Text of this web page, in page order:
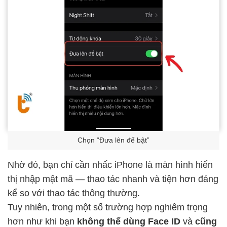
Chọn “Đưa lên để bật”
Nhờ đó, bạn chỉ cần nhấc iPhone là màn hình hiển
thị nhập mật mã — thao tác nhanh và tiện hơn đáng
kể so với thao tác thông thường.
Tuy nhiên, trong một số trường hợp nghiêm trọng
hơn như khi bạn không thể dùng Face ID và cũng